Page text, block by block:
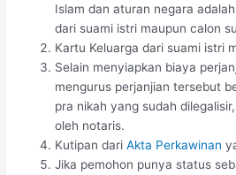
Islam dan aturan negara
dari suami istri maupun calon
Kartu Keluarga dari suami istri
Selain menyiapkan biaya
mengurus perjanjian tersebut
pra nikah yang sudah
oleh notaris.
Kutipan dariAkta Perkawinan
Jika pemohon punya status